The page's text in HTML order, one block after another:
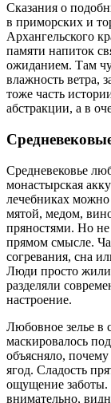
Сказания о
в приморских и
Архангельского
памяти напиток
ожиданием. Там
влажность ветра,
тоже часть
абстракции, а в
Средневековье
монастырская
лечебниках
мятой, медом,
пряностями. Но
прямом смысле.
согревания, сна
Люди просто жили
разделяли
настроение.
Любовное зелье в
маскировалось
объясняло,
ягод. Сладость
ощущение заботы.
внимательно,